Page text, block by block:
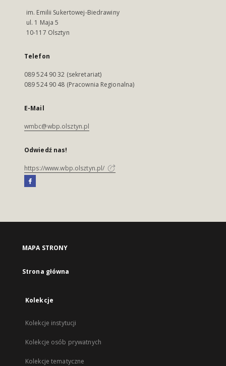
im. Emilii Sukertowej-Biedrawiny
ul. 1 Maja 5
10-117 Olsztyn
Telefon
089 524 90 32 (sekretariat)
089 524 90 48 (Pracownia Regionalna)
E-Mail
wmbc@wbp.olsztyn.pl
Odwiedź nas!
https://www.wbp.olsztyn.pl/
MAPA STRONY
Strona główna
Kolekcje
Kolekcje instytucji
Kolekcje osób prywatnych
Kolekcje tematyczne